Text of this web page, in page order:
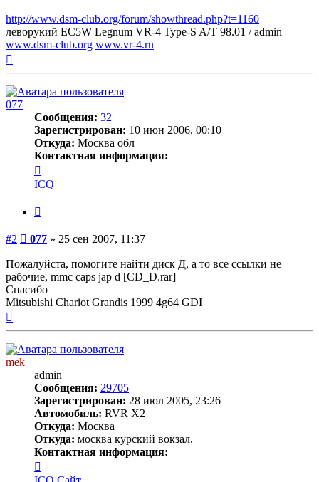
http://www.dsm-club.org/forum/showthread.php?t=1160
леворукий EC5W Legnum VR-4 Type-S A/T 98.01 / admin
www.dsm-club.org www.vr-4.ru
077
Сообщения: 32
Зарегистрирован: 10 июн 2006, 00:10
Откуда: Москва обл
Контактная информация:
информация
пользователя
ICQ
#2 Сообщение
077 » 25 сен 2007, 11:37
Пожалуйста, помогите найти диск Д, а то все ссылки не
рабочие, mmc caps jap d [CD_D.rar]
Спасибо
Mitsubishi Chariot Grandis 1999 4g64 GDI
mek
admin
Сообщения: 29705
Зарегистрирован: 28 июл 2005, 23:26
Автомобиль: RVR X2
Откуда: Москва
Откуда: москва курский вокзал.
Контактная информация:
информация